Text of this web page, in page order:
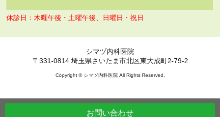
お問い合わせ
休診日：木曜午後・土曜午後、日曜日・祝日
シマヅ内科医院
〒331-0814 埼玉県さいたま市北区東大成町2-79-2
Copyright © シマヅ内科医院 All Rights Reserved.